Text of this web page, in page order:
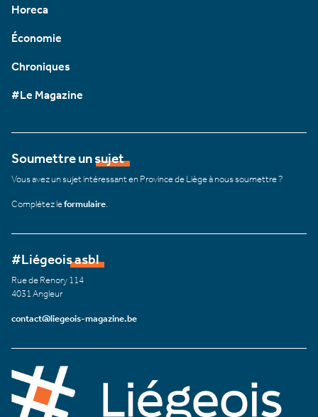
Horeca
Économie
Chroniques
#Le Magazine
Soumettre un sujet
Vous avez un sujet intéressant en Province de Liège à nous soumettre ?
Complétez leformulaire
#Liégeois asbl
Rue de Renory 114
4031 Angleur
contact@liegeois-magazine.be